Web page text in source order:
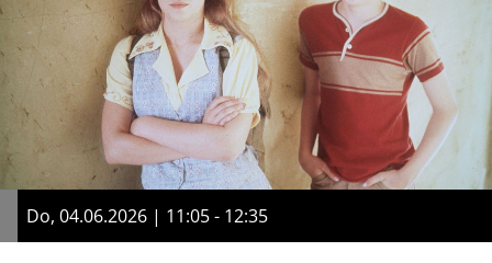
Do, 04.06.2026 | 11:05 - 12:35